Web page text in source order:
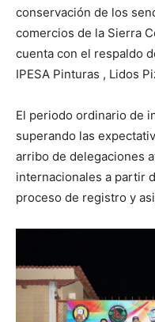
conservación de los
comercios de la Sierra
cuenta con el respaldo
IPESA Pinturas , Lidos
El periodo ordinario de
superando las
arribo de delegaciones
internacionales a partir
proceso de registro y